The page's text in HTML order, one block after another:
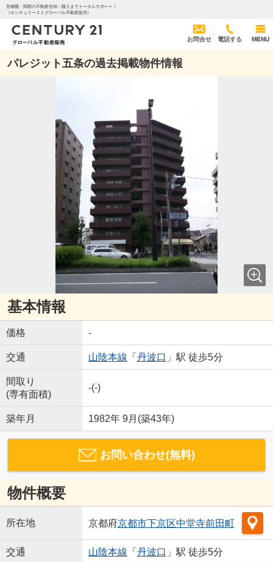
首都圏・関西の不動産売却・購入までトータルサポート！
《センチュリー２１グローバル不動産販売》
お問合せ 電話する MENU
パレジット五条の過去掲載物件情報
基本情報
価格 -
交通 山陰本線 「 丹波口 」駅 徒歩5分
間取り
(専有面積)
-(-)
築年月 1982年 9月(築43年)
お問い合わせ(無料)
物件概要
所在地 京都府京都市下京区中堂寺前田町
交通 山陰本線 「 丹波口 」駅 徒歩5分